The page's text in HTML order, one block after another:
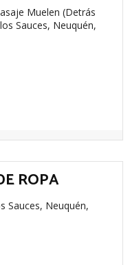
Muelen (Detrás
Sauces, Neuquén,
ROPA
Sauces, Neuquén,